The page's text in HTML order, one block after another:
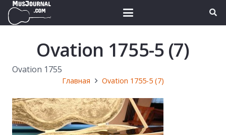
Ovation 1755-5 (7)
Ovation 1755
Главная Ovation 1755-5 (7)